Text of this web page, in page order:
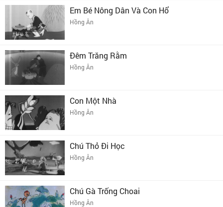
Em Bé Nông Dân Và Con Hổ
Hồng Ân
Đêm Trăng Rằm
Hồng Ân
Con Một Nhà
Hồng Ân
Chú Thỏ Đi Học
Hồng Ân
Chú Gà Trống Choai
Hồng Ân